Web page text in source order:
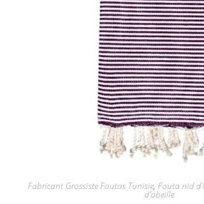
Fabricant Grossiste Foutas Tunisie, Fouta nid
d'abeille